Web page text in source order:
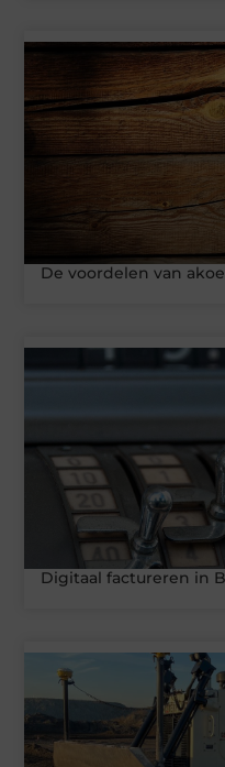
De voordelen van
Digitaal factureren in